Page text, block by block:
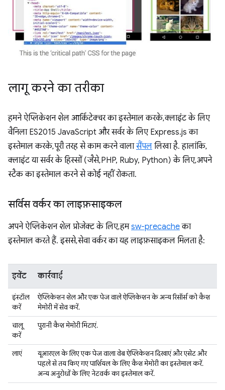
लागू करने का तरीका
हमने ऐप्लिकेशन शेल आर्किटेक्चर का इस्तेमाल करके, क्लाइंट के लिए
वैनिला ES2015 JavaScript और सर्वर के लिए Express.js का
इस्तेमाल करके, पूरी तरह से काम करने वालासैंपल लिखा है. हालांकि,
क्लाइंट या सर्वर के हिस्सों (जैसे, PHP, Ruby, Python) के लिए, अपने
स्टैक का इस्तेमाल करने से कोई नहीं रोकता.
सर्विस वर्कर का लाइफ़साइकल
अपने ऐप्लिकेशन शेल प्रोजेक्ट के लिए, हमsw-precacheका
इस्तेमाल करते हैं. इससे, सेवा वर्कर का यह लाइफ़साइकल मिलता है:
इवेंट कार्रवाई
इंस्टॉल
करें
ऐप्लिकेशन शेल और एक पेज वाले ऐप्लिकेशन के अन्य रिसॉर्स को कैश
मेमोरी में सेव करें.
चालू
करें
पुरानी कैश मेमोरी मिटाएं.
लाएं
यूआरएल के लिए एक पेज वाला वेब ऐप्लिकेशन दिखाएं और एसेट और
पहले से तय किए गए पार्शियल के लिए कैश मेमोरी का इस्तेमाल करें.
अन्य अनुरोधों के लिए नेटवर्क का इस्तेमाल करें.